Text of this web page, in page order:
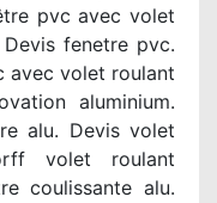
pvc avec volet
fenetre pvc.
avec volet roulant
aluminium.
alu. Devis volet
volet roulant
coulissante alu.